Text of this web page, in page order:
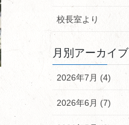
校長室より
月別アーカイブ
2026年7月 (4)
2026年6月 (7)